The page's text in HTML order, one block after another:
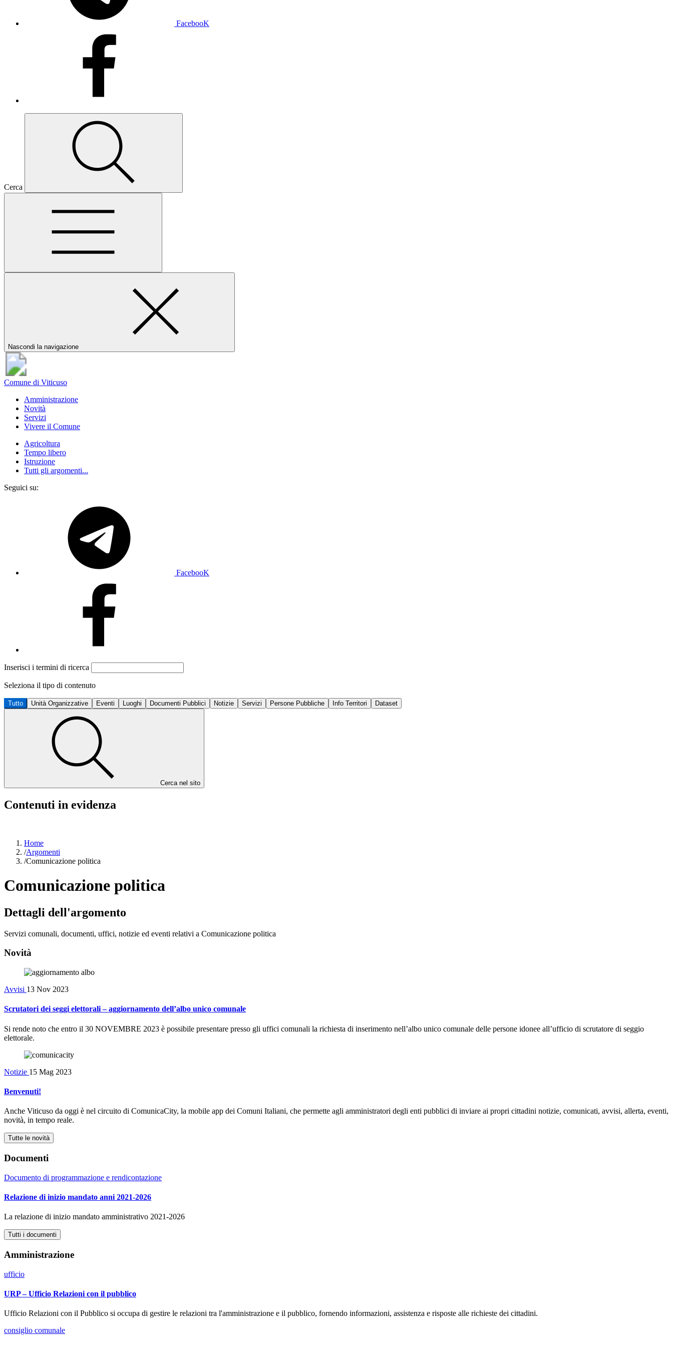
FacebooK
Cerca
Nascondi la navigazione
Comune di Viticuso
Amministrazione
Novità
Servizi
Vivere il Comune
Agricoltura
Tempo libero
Istruzione
Tutti gli argomenti...
Seguici su:
FacebooK
Inserisci i termini di ricerca
Seleziona il tipo di contenuto
Tutto Unità Organizzative Eventi Luoghi Documenti Pubblici Notizie Servizi Persone Pubbliche Info Territori Dataset
Cerca nel sito
Contenuti in evidenza
Home
/Argomenti
/Comunicazione politica
Comunicazione politica
Dettagli dell'argomento
Servizi comunali, documenti, uffici, notizie ed eventi relativi a Comunicazione politica
Novità
Avvisi 13 Nov 2023
Scrutatori dei seggi elettorali – aggiornamento dell’albo unico comunale
Si rende noto che entro il 30 NOVEMBRE 2023 è possibile presentare presso gli uffici comunali la richiesta di inserimento nell’albo unico comunale delle persone idonee all’ufficio di scrutatore di seggio
elettorale.
Notizie 15 Mag 2023
Benvenuti!
Anche Viticuso da oggi è nel circuito di ComunicaCity, la mobile app dei Comuni Italiani, che permette agli amministratori degli enti pubblici di inviare ai propri cittadini notizie, comunicati, avvisi, allerta, eventi,
novità, in tempo reale.
Tutte le novità
Documenti
Documento di programmazione e rendicontazione
Relazione di inizio mandato anni 2021-2026
La relazione di inizio mandato amministrativo 2021-2026
Tutti i documenti
Amministrazione
ufficio
URP – Ufficio Relazioni con il pubblico
Ufficio Relazioni con il Pubblico si occupa di gestire le relazioni tra l'amministrazione e il pubblico, fornendo informazioni, assistenza e risposte alle richieste dei cittadini.
consiglio comunale